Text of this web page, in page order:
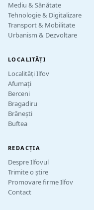
Mediu & Sănătate
Tehnologie & Digitalizare
Transport & Mobilitate
Urbanism & Dezvoltare
LOCALITĂȚI
Localități Ilfov
Afumați
Berceni
Bragadiru
Brănești
Buftea
REDACȚIA
Despre Ilfovul
Trimite o știre
Promovare firme Ilfov
Contact